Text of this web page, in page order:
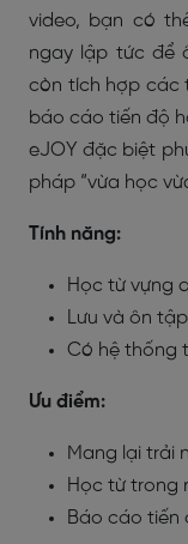
video, bạn có
ngay lập tức để
còn tích hợp các
báo cáo tiến độ
eJOY đặc biệt
pháp “vừa học
Tính năng:
Học từ vựng
Lưu và ôn
Có hệ thống
Ưu điểm:
Mang lại trải
Học từ trong
Báo cáo tiến